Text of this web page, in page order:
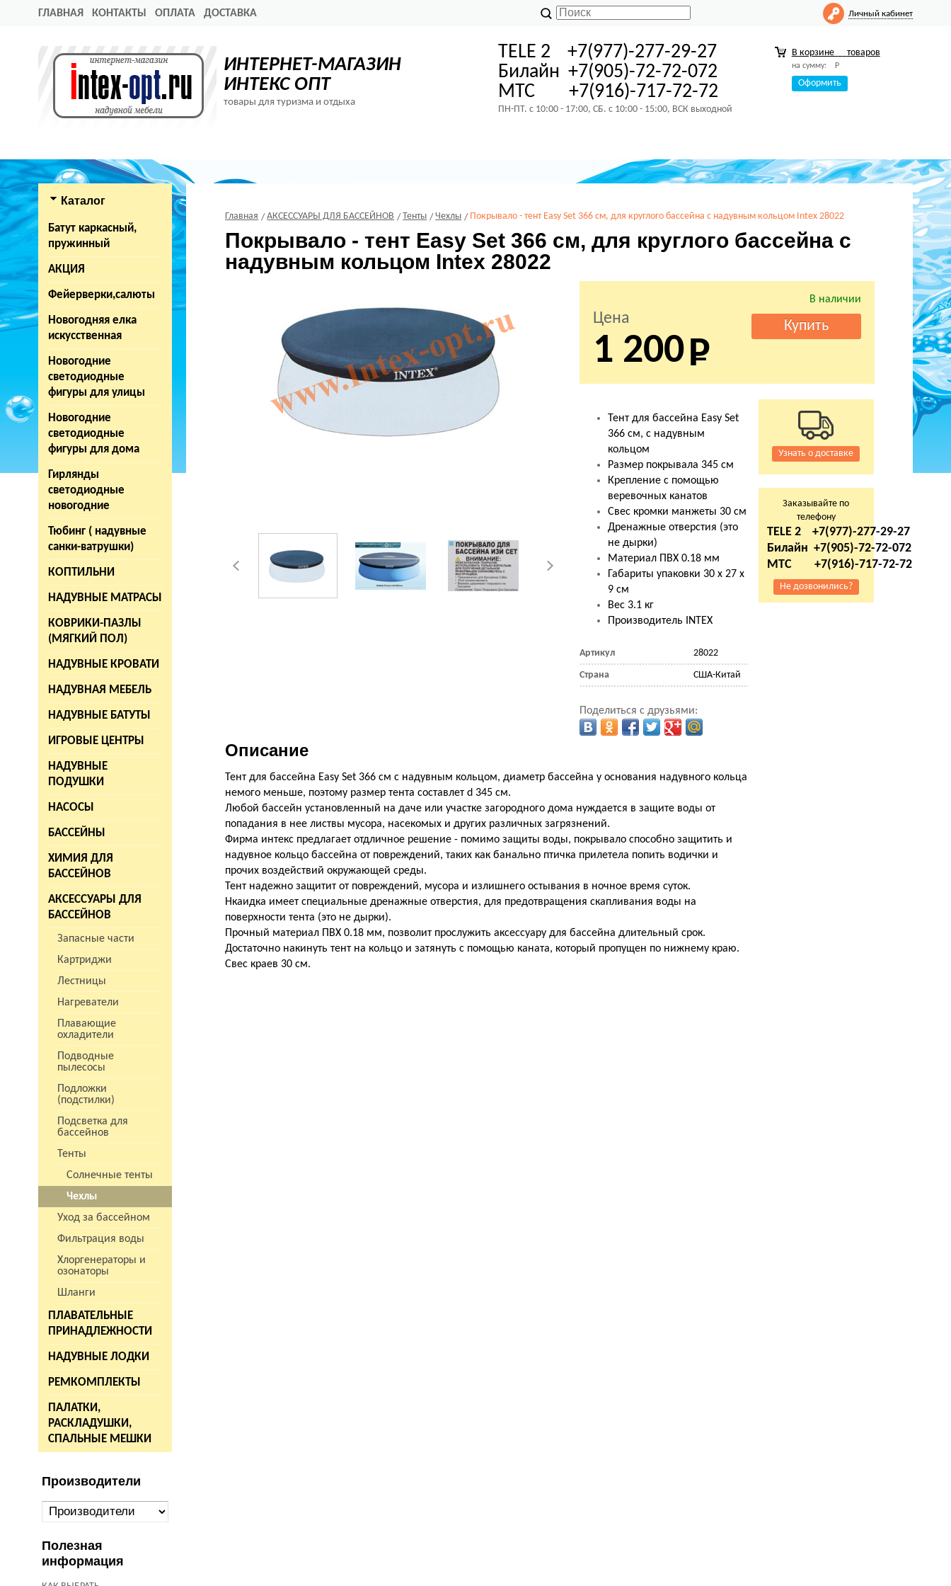
ГЛАВНАЯ КОНТАКТЫ ОПЛАТА ДОСТАВКА Личный кабинет
ИНТЕРНЕТ-МАГАЗИН
ИНТЕКС ОПТ
товары для туризма и отдыха
TELE 2 +7(977)-277-29-27
Билайн +7(905)-72-72-072
МТС +7(916)-717-72-72
ПН-ПТ. с 10:00 - 17:00, СБ. с 10:00 - 15:00, ВСК выходной
В корзине товаров
на сумму: Р
Оформить
Каталог
Батут каркасный,
пружинный
АКЦИЯ
Фейерверки,салюты
Новогодняя елка
искусственная
Новогодние
светодиодные
фигуры для улицы
Новогодние
светодиодные
фигуры для дома
Гирлянды
светодиодные
новогодние
Тюбинг ( надувные
санки-ватрушки)
КОПТИЛЬНИ
НАДУВНЫЕ МАТРАСЫ
КОВРИКИ-ПАЗЛЫ
(МЯГКИЙ ПОЛ)
НАДУВНЫЕ КРОВАТИ
НАДУВНАЯ МЕБЕЛЬ
НАДУВНЫЕ БАТУТЫ
ИГРОВЫЕ ЦЕНТРЫ
НАДУВНЫЕ
ПОДУШКИ
НАСОСЫ
БАССЕЙНЫ
ХИМИЯ ДЛЯ
БАССЕЙНОВ
АКСЕССУАРЫ ДЛЯ
БАССЕЙНОВ
Запасные части
Картриджи
Лестницы
Нагреватели
Плавающие
охладители
Подводные
пылесосы
Подложки
(подстилки)
Подсветка для
бассейнов
Тенты
Солнечные тенты
Чехлы
Уход за бассейном
Фильтрация воды
Хлоргенераторы и
озонаторы
Шланги
ПЛАВАТЕЛЬНЫЕ
ПРИНАДЛЕЖНОСТИ
НАДУВНЫЕ ЛОДКИ
РЕМКОМПЛЕКТЫ
ПАЛАТКИ,
РАСКЛАДУШКИ,
СПАЛЬНЫЕ МЕШКИ
Производители
Полезная
информация
Главная АКСЕССУАРЫ ДЛЯ БАССЕЙНОВ Тенты Чехлы Покрывало - тент Easy Set 366 см, для круглого бассейна с надувным кольцом Intex 28022
Покрывало - тент Easy Set 366 см, для круглого бассейна с
надувным кольцом Intex 28022
В наличии
Цена
1 200
Тент для бассейна Easy Set
366 см, с надувным
кольцом
Размер покрывала 345 см
Крепление с помощью
веревочных канатов
Свес кромки манжеты 30 см
Дренажные отверстия (это
не дырки)
Материал ПВХ 0.18 мм
Габариты упаковки 30 х 27 х
9 см
Вес 3.1 кг
Производитель INTEX
Артикул 28022
Страна США-Китай
Поделиться с друзьями:
Описание
Тент для бассейна Easy Set 366 см с надувным кольцом, диаметр бассейна у основания надувного кольца
немого меньше, поэтому размер тента составлет d 345 см.
Любой бассейн установленный на даче или участке загородного дома нуждается в защите воды от
попадания в нее листвы мусора, насекомых и других различных загрязнений.
Фирма интекc предлагает отдличное решение - помимо защиты воды, покрывало способно защитить и
надувное кольцо бассейна от повреждений, таких как банально птичка прилетела попить водички и
прочих воздействий окружающей среды.
Тент надежно защитит от повреждений, мусора и излишнего остывания в ночное время суток.
Нкаидка имеет специальные дренажные отверстия, для предотвращения скапливания воды на
поверхности тента (это не дырки).
Прочный материал ПВХ 0.18 мм, позволит прослужить аксессуару для бассейна длительный срок.
Достаточно накинуть тент на кольцо и затянуть с помощью каната, который пропущен по нижнему краю.
Свес краев 30 см.
Узнать о доставке
Заказывайте по
телефону
TELE 2 +7(977)-277-29-27
Билайн +7(905)-72-72-072
МТС +7(916)-717-72-72
Не дозвонились?